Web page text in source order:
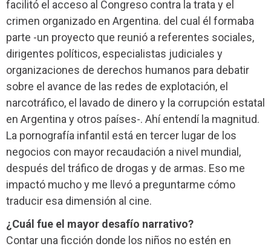
facilitó el acceso al Congreso contra la trata y el
crimen organizado en Argentina. del cual él formaba
parte -un proyecto que reunió a referentes sociales,
dirigentes políticos, especialistas judiciales y
organizaciones de derechos humanos para debatir
sobre el avance de las redes de explotación, el
narcotráfico, el lavado de dinero y la corrupción estatal
en Argentina y otros países-. Ahí entendí la magnitud.
La pornografía infantil está en tercer lugar de los
negocios con mayor recaudación a nivel mundial,
después del tráfico de drogas y de armas. Eso me
impactó mucho y me llevó a preguntarme cómo
traducir esa dimensión al cine.
¿Cuál fue el mayor desafío narrativo?
Contar una ficción donde los niños no estén en